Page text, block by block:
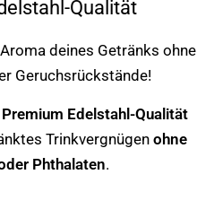
Qualität
deines Getränks ohne
Geruchsrückstände!
Edelstahl-Qualität
Trinkvergnügenohne
Phthalaten.